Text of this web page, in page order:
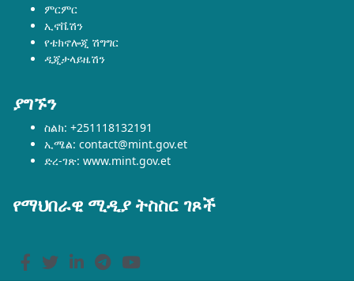
ምርምር
ኢኖቬሽን
የቴክኖሎጂ ሽግግር
ዲጂታላይዜሽን
ያግኙን
ስልክ: +251118132191
ኢሜል: contact@mint.gov.et
ድረ-ገጽ: www.mint.gov.et
የማህበራዊ ሚዲያ ትስስር ገጾች